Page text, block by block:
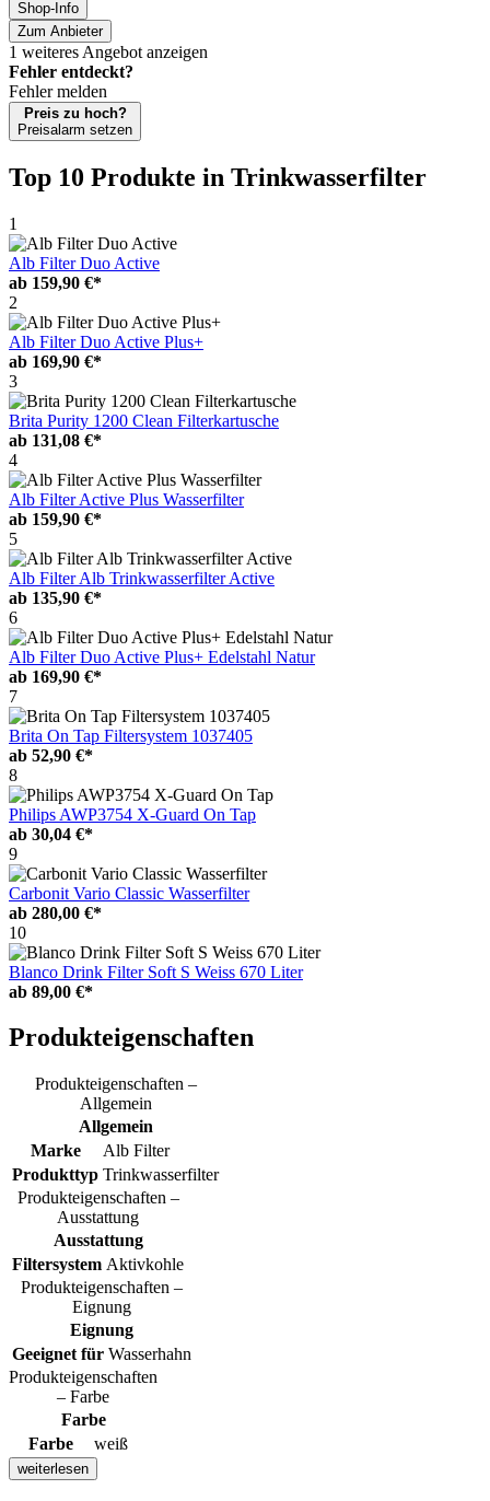
Shop-Info
Zum Anbieter
1 weiteres Angebot anzeigen
Fehler entdeckt?
Fehler melden
Preis zu hoch?
Preisalarm setzen
Top 10 Produkte in Trinkwasserfilter
1
Alb Filter Duo Active
ab 159,90 €*
2
Alb Filter Duo Active Plus+
ab 169,90 €*
3
Brita Purity 1200 Clean Filterkartusche
ab 131,08 €*
4
Alb Filter Active Plus Wasserfilter
ab 159,90 €*
5
Alb Filter Alb Trinkwasserfilter Active
ab 135,90 €*
6
Alb Filter Duo Active Plus+ Edelstahl Natur
ab 169,90 €*
7
Brita On Tap Filtersystem 1037405
ab 52,90 €*
8
Philips AWP3754 X-Guard On Tap
ab 30,04 €*
9
Carbonit Vario Classic Wasserfilter
ab 280,00 €*
10
Blanco Drink Filter Soft S Weiss 670 Liter
ab 89,00 €*
Produkteigenschaften
Produkteigenschaften –
Allgemein
Allgemein
Marke
Alb Filter
Produkttyp Trinkwasserfilter
Produkteigenschaften –
Ausstattung
Ausstattung
Filtersystem Aktivkohle
Produkteigenschaften –
Eignung
Eignung
Geeignet für Wasserhahn
Produkteigenschaften
– Farbe
Farbe
Farbe
weiß
weiterlesen